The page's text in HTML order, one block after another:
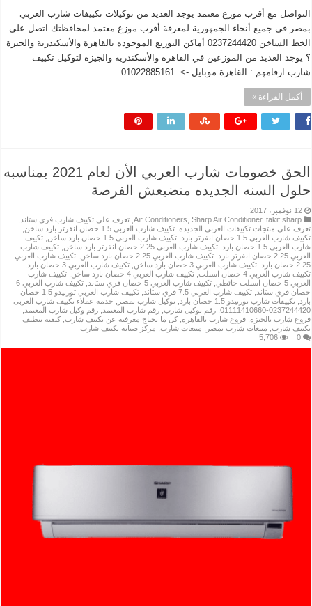
التواصل مع أقرب موزع معتمد يوجد العديد من توكيلات تكييفات شارب العربي
بمصر في جميع أنحاء الجمهورية لمعرفة أقرب موزع معتمد لمحافظتك اتصل علي
الخط الساخن 0237244420 أماكن التوزيع الموجوده بالقاهرة والأسكندرية والجيزة
؟ يوجد العديد من الموزعين في القاهرة والأسكندرية والجيزة لتوكيل تكييف
شارب ارقامهم : القاهرة موبايل -> 01022885161 …
أكمل القراءة »
الحق خصومات شارب العربي الأن لعام 2021 بمناسبه
حلول السنه الجديده متضيعش الفرصة
12 نوفمبر، 2017
Air Conditioners Sharp Air Conditioner, takif sharp
,تعرف علي تكييف شارب فري ستاند
تعرف علي منتجات تكييفات العربي الجديده ,تكييف شارب العربي 1.5 حصان انفرتر بارد ساخن
تكييف شارب العربي 1.5 حصان انفرتر بارد
,تكييف شارب العربي 1.5 حصان بارد ساخن ,تكييف
شارب العربي 1.5 حصان بارد
,تكييف شارب العربي 2.25 حصان انفرتر بارد ساخن ,تكييف شارب
العربي 2.25 حصان انفرتر بارد
,تكييف شارب العربي 2.25 حصان بارد ساخن ,تكييف شارب العربي
2.25 حصان بارد
,تكييف شارب العربي 3 حصان بارد ساخن ,تكييف شارب العربي 3 حصان بارد
تكييف شارب العربي 4 حصان اسبلت
,تكييف شارب العربي 4 حصان بارد ساخن ,تكييف شارب
العربي 5 حصان اسبلت حائطي
,تكييف شارب العربي 5 حصان فري ستاند ,
تكييف شارب العربي 6
حصان فري ستاند
,تكييف شارب العربي 7.5 فري ستاند ,
تكييف شارب العربي تورنيدو 1.5 حصان
بارد
,تكييفات شارب تورنيدو 1.5 حصان بارد ,توكيل شارب بمصر
خدمه عملاء تكييف شارب العربى
0237244420-01111410660
,رقم توكيل شارب ,رقم شارب المعتمد ,رقم وكيل شارب المعتمد
فروع شارب بالجيزة ,فروع شارب بالقاهره ,كل ما تحتاج معرفته عن تكييف شارب ,كيفيه تنظيف
تكييف شارب مبيعات شارب بمصر مبيعات شارب مركز صيانه تكييف شارب
0
5,706